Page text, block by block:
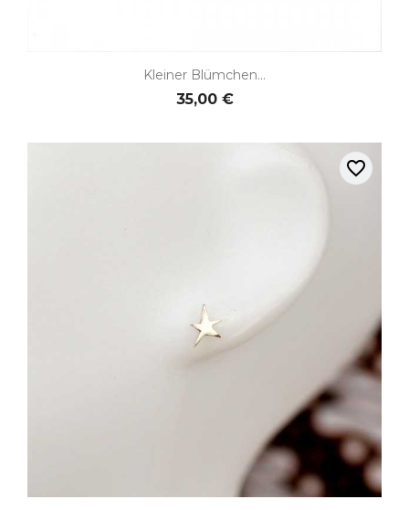
Kleiner Blümchen...
35,00 €
favorite_border